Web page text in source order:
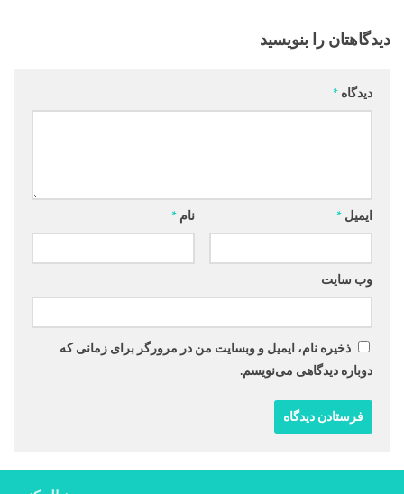
دیدگاهتان را بنویسید
دیدگاه *
نام * ایمیل *
وب‌ سایت
ذخیره نام، ایمیل و وبسایت من در مرورگر برای زمانی که
دوباره دیدگاهی می‌نویسم.